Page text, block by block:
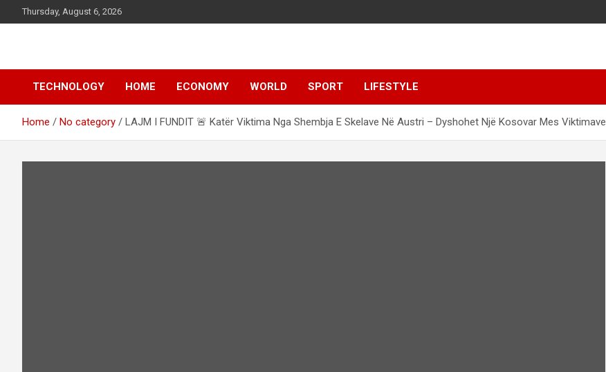
to
Thursday, August 6, 2026
d7-news.com
TECHNOLOGY HOME ECONOMY WORLD SPORT LIFESTYLE
Home No category LAJM I FUNDIT 🚨 Katër Viktima Nga Shembja E Skelave Në Austri – Dyshohet Një Kosovar Mes Viktimave